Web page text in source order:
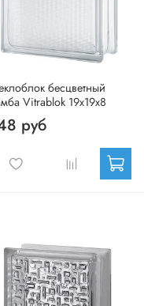
бесцветный
Vitrablok 19х19х8
руб